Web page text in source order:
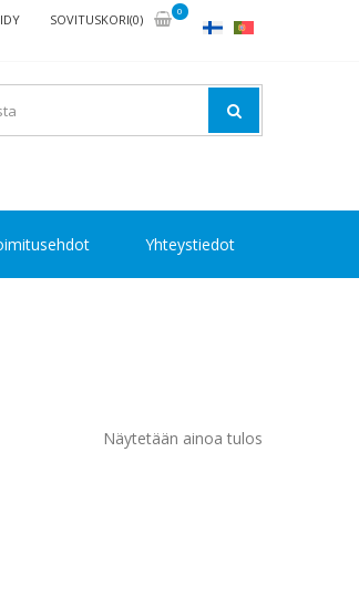
SOVITUSKORI(0)
0
Yhteystiedot
Näytetään ainoa tulos